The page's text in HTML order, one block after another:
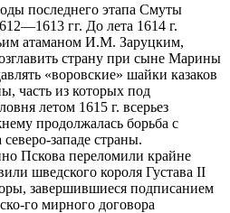
последнего этапа Смуты
гг. До лета 1614 г.
атаманом И.М. Заруцким,
страну при сыне Марины
«воровские» шайки казаков
часть из которых под
летом 1615 г. всерьез
продолжалась борьба с
западе страны.
Пскова переломили крайне
шведского короля Густава II
завершившиеся подписанием
го мирного договора